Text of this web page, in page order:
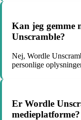
Kan jeg gemme
Unscramble?
Nej, Wordle
personlige
Er Wordle
medieplatforme?